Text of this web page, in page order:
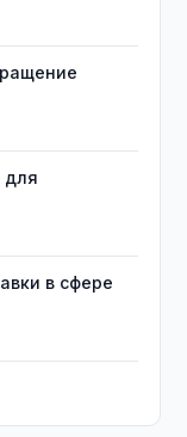
для
в сфере